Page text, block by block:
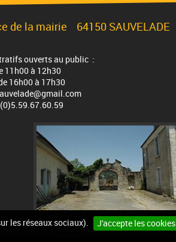
les réseaux sociaux). J'accepte les cookies
de la mairie 64150 SAUVELADE
ouverts au public :
11h00 à 12h30
16h00 à 17h30